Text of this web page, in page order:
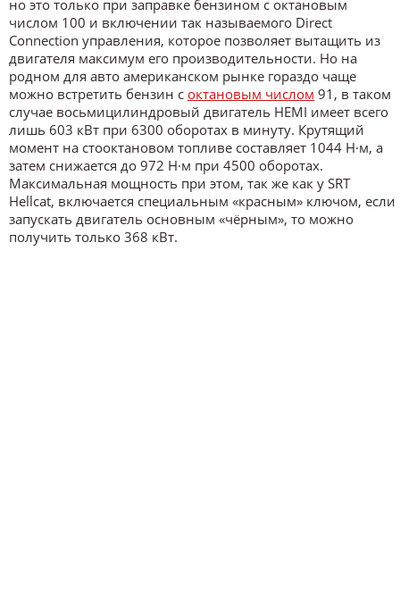
но это только при заправке бензином с октановым
числом 100 и включении так называемого Direct
Connection управления, которое позволяет вытащить из
двигателя максимум его производительности. Но на
родном для авто американском рынке гораздо чаще
можно встретить бензин с октановым числом 91, в таком
случае восьмицилиндровый двигатель HEMI имеет всего
лишь 603 кВт при 6300 оборотах в минуту. Крутящий
момент на стооктановом топливе составляет 1044 Н·м, а
затем снижается до 972 Н·м при 4500 оборотах.
Максимальная мощность при этом, так же как у SRT
Hellcat, включается специальным «красным» ключом, если
запускать двигатель основным «чёрным», то можно
получить только 368 кВт.